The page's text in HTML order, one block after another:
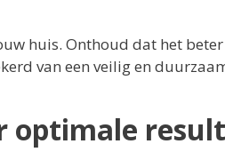
huis. Onthoud dat het
van een veilig en
optimale